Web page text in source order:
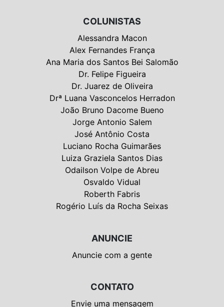
COLUNISTAS
Alessandra Macon
Alex Fernandes França
Ana Maria dos Santos Bei Salomão
Dr. Felipe Figueira
Dr. Juarez de Oliveira
Drª Luana Vasconcelos Herradon
João Bruno Dacome Bueno
Jorge Antonio Salem
José Antônio Costa
Luciano Rocha Guimarães
Luiza Graziela Santos Dias
Odailson Volpe de Abreu
Osvaldo Vidual
Roberth Fabris
Rogério Luís da Rocha Seixas
ANUNCIE
Anuncie com a gente
CONTATO
Envie uma mensagem